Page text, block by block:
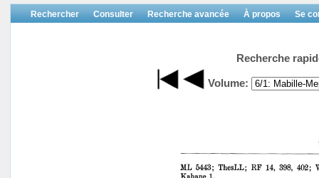
Rechercher Consulter Recherche avancée À propos Se
Recherche
Volume: